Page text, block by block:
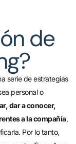
de
serie de estrategias
personal o
dar a conocer,
a la compañía,
Por lo tanto,